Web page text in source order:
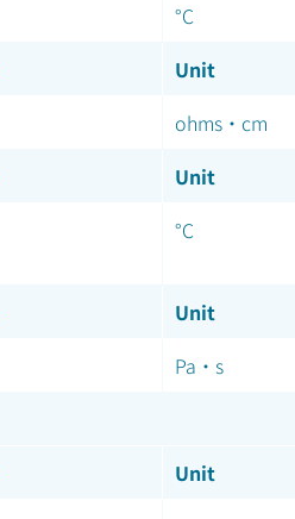
°C
Unit
ohms·cm
Unit
°C
Unit
Pa·s
Unit